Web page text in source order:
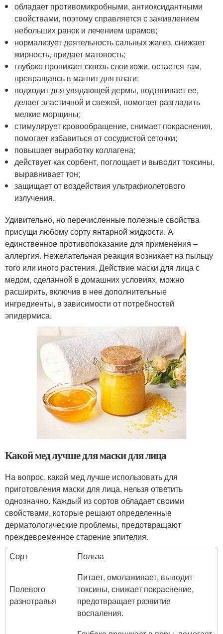
обладает противомикробными, антиоксидантными
свойствами, поэтому справляется с заживлением
небольших ранок и лечением шрамов;
нормализует деятельность сальных желез, снижает
жирность, придает матовость;
глубоко проникает сквозь слои кожи, остается там,
превращаясь в магнит для влаги;
подходит для увядающей дермы, подтягивает ее,
делает эластичной и свежей, помогает разгладить
мелкие морщины;
стимулирует кровообращение, снимает покраснения,
помогает избавиться от сосудистой сеточки;
повышает выработку коллагена;
действует как сорбент, поглощает и выводит токсины,
выравнивает тон;
защищает от воздействия ультрафиолетового
излучения.
Удивительно, но перечисленные полезные свойства
присущи любому сорту янтарной жидкости. А
единственное противопоказание для применения –
аллергия. Нежелательная реакция возникает на пыльцу
того или иного растения. Действие маски для лица с
медом, сделанной в домашних условиях, можно
расширить, включив в нее дополнительные
ингредиенты, в зависимости от потребностей
эпидермиса.
Какой мед лучше для маски для лица
На вопрос, какой мед лучше использовать для
приготовления маски для лица, нельзя ответить
однозначно. Каждый из сортов обладает своими
свойствами, которые решают определенные
дерматологические проблемы, предотвращают
преждевременное старение эпителия.
Сорт
Польза
Полевого
разнотравья
Питает, омолаживает, выводит
токсины, снижает покраснение,
предотвращает развитие
воспаления.